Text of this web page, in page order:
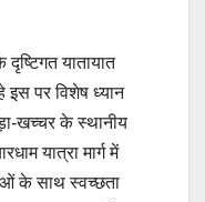
यातायात
पर विशेष ध्यान
खच्चर के स्थानीय
यात्रा मार्ग में
के साथ स्वच्छता